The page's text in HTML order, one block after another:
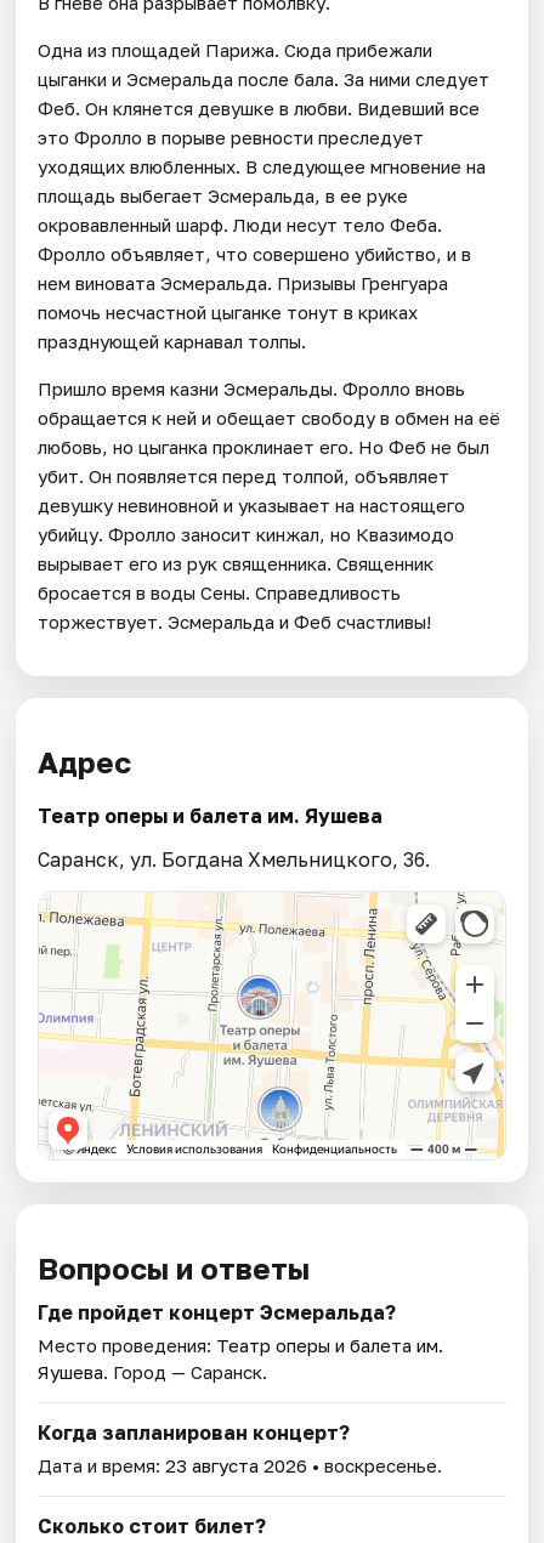
Одна из площадей Парижа. Сюда прибежали
цыганки и Эсмеральда после бала. За ними следует
Феб. Он клянется девушке в любви. Видевший все
это Фролло в порыве ревности преследует
уходящих влюбленных. В следующее мгновение на
площадь выбегает Эсмеральда, в ее руке
окровавленный шарф. Люди несут тело Феба.
Фролло объявляет, что совершено убийство, и в
нем виновата Эсмеральда. Призывы Гренгуара
помочь несчастной цыганке тонут в криках
празднующей карнавал толпы.
Пришло время казни Эсмеральды. Фролло вновь
обращается к ней и обещает свободу в обмен на её
любовь, но цыганка проклинает его. Но Феб не был
убит. Он появляется перед толпой, объявляет
девушку невиновной и указывает на настоящего
убийцу. Фролло заносит кинжал, но Квазимодо
вырывает его из рук священника. Священник
бросается в воды Сены. Справедливость
торжествует. Эсмеральда и Феб счастливы!
Адрес
Театр оперы и балета им. Яушева
Саранск, ул. Богдана Хмельницкого, 36.
Вопросы и ответы
Где пройдет концерт Эсмеральда?
Место проведения: Театр оперы и балета им.
Яушева . Город — Саранск.
Когда запланирован концерт?
Дата и время:23 августа 2026 • воскресенье.
Сколько стоит билет?